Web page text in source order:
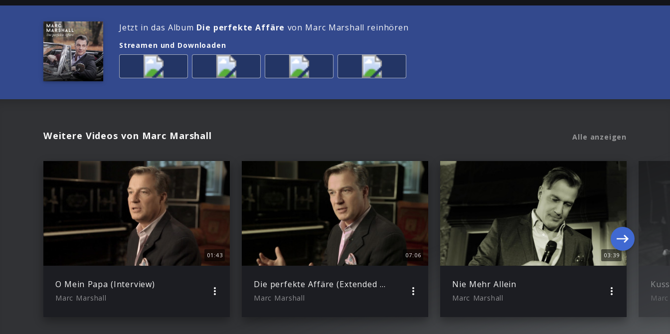
Jetzt in das Album Die perfekte Affäre von Marc Marshall reinhören
Streamen und Downloaden
Weitere Videos von Marc Marshall Alle anzeigen
01:43
O Mein Papa (Interview)
Marc Marshall
07:06
Die perfekte Affäre (Extended Trailer)
Marc Marshall
03:39
Nie Mehr Allein
Marc Marshall